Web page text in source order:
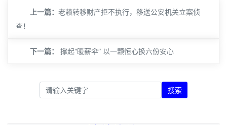
上一篇： ​老赖转移财产拒不执行，移送公安机关立案侦
查！
下一篇： 撑起“暖薪伞” 以一颗恒心换六份安心
搜索